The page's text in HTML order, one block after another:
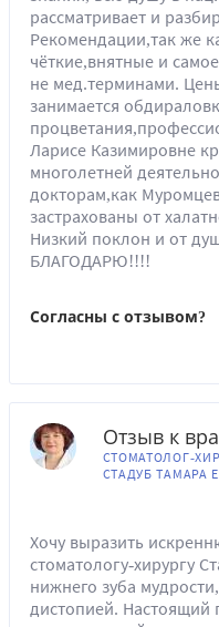
рассматривает и
Рекомендации,так же
чёткие,внятные и
не мед.терминами.
занимается
Ларисе Казимировне
многолетней
докторам,как
застрахованы от
Низкий поклон и от
БЛАГОДАРЮ!!!!
Согласны с отзывом?
Отзыв к
СТОМАТОЛОГ-
СТАДУБ ТАМАРА
Хочу выразить
стоматологу-хирургу
нижнего зуба
дистопией. Настоящий